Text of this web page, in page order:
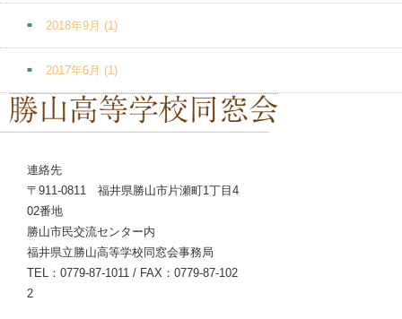
2018年9月 (1)
2017年6月 (1)
連絡先
〒911-0811 福井県勝山市片瀬町1丁目4
02番地
勝山市民交流センター内
福井県立勝山高等学校同窓会事務局
TEL：0779-87-1011 / FAX：0779-87-102
2